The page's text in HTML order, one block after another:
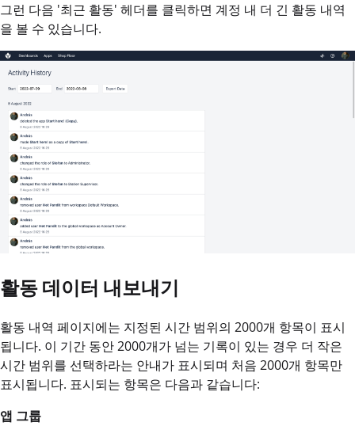
그런 다음 '최근 활동' 헤더를 클릭하면 계정 내 더 긴 활동 내역
을 볼 수 있습니다.
활동 데이터 내보내기
활동 내역 페이지에는 지정된 시간 범위의 2000개 항목이 표시
됩니다. 이 기간 동안 2000개가 넘는 기록이 있는 경우 더 작은
시간 범위를 선택하라는 안내가 표시되며 처음 2000개 항목만
표시됩니다. 표시되는 항목은 다음과 같습니다:
앱 그룹